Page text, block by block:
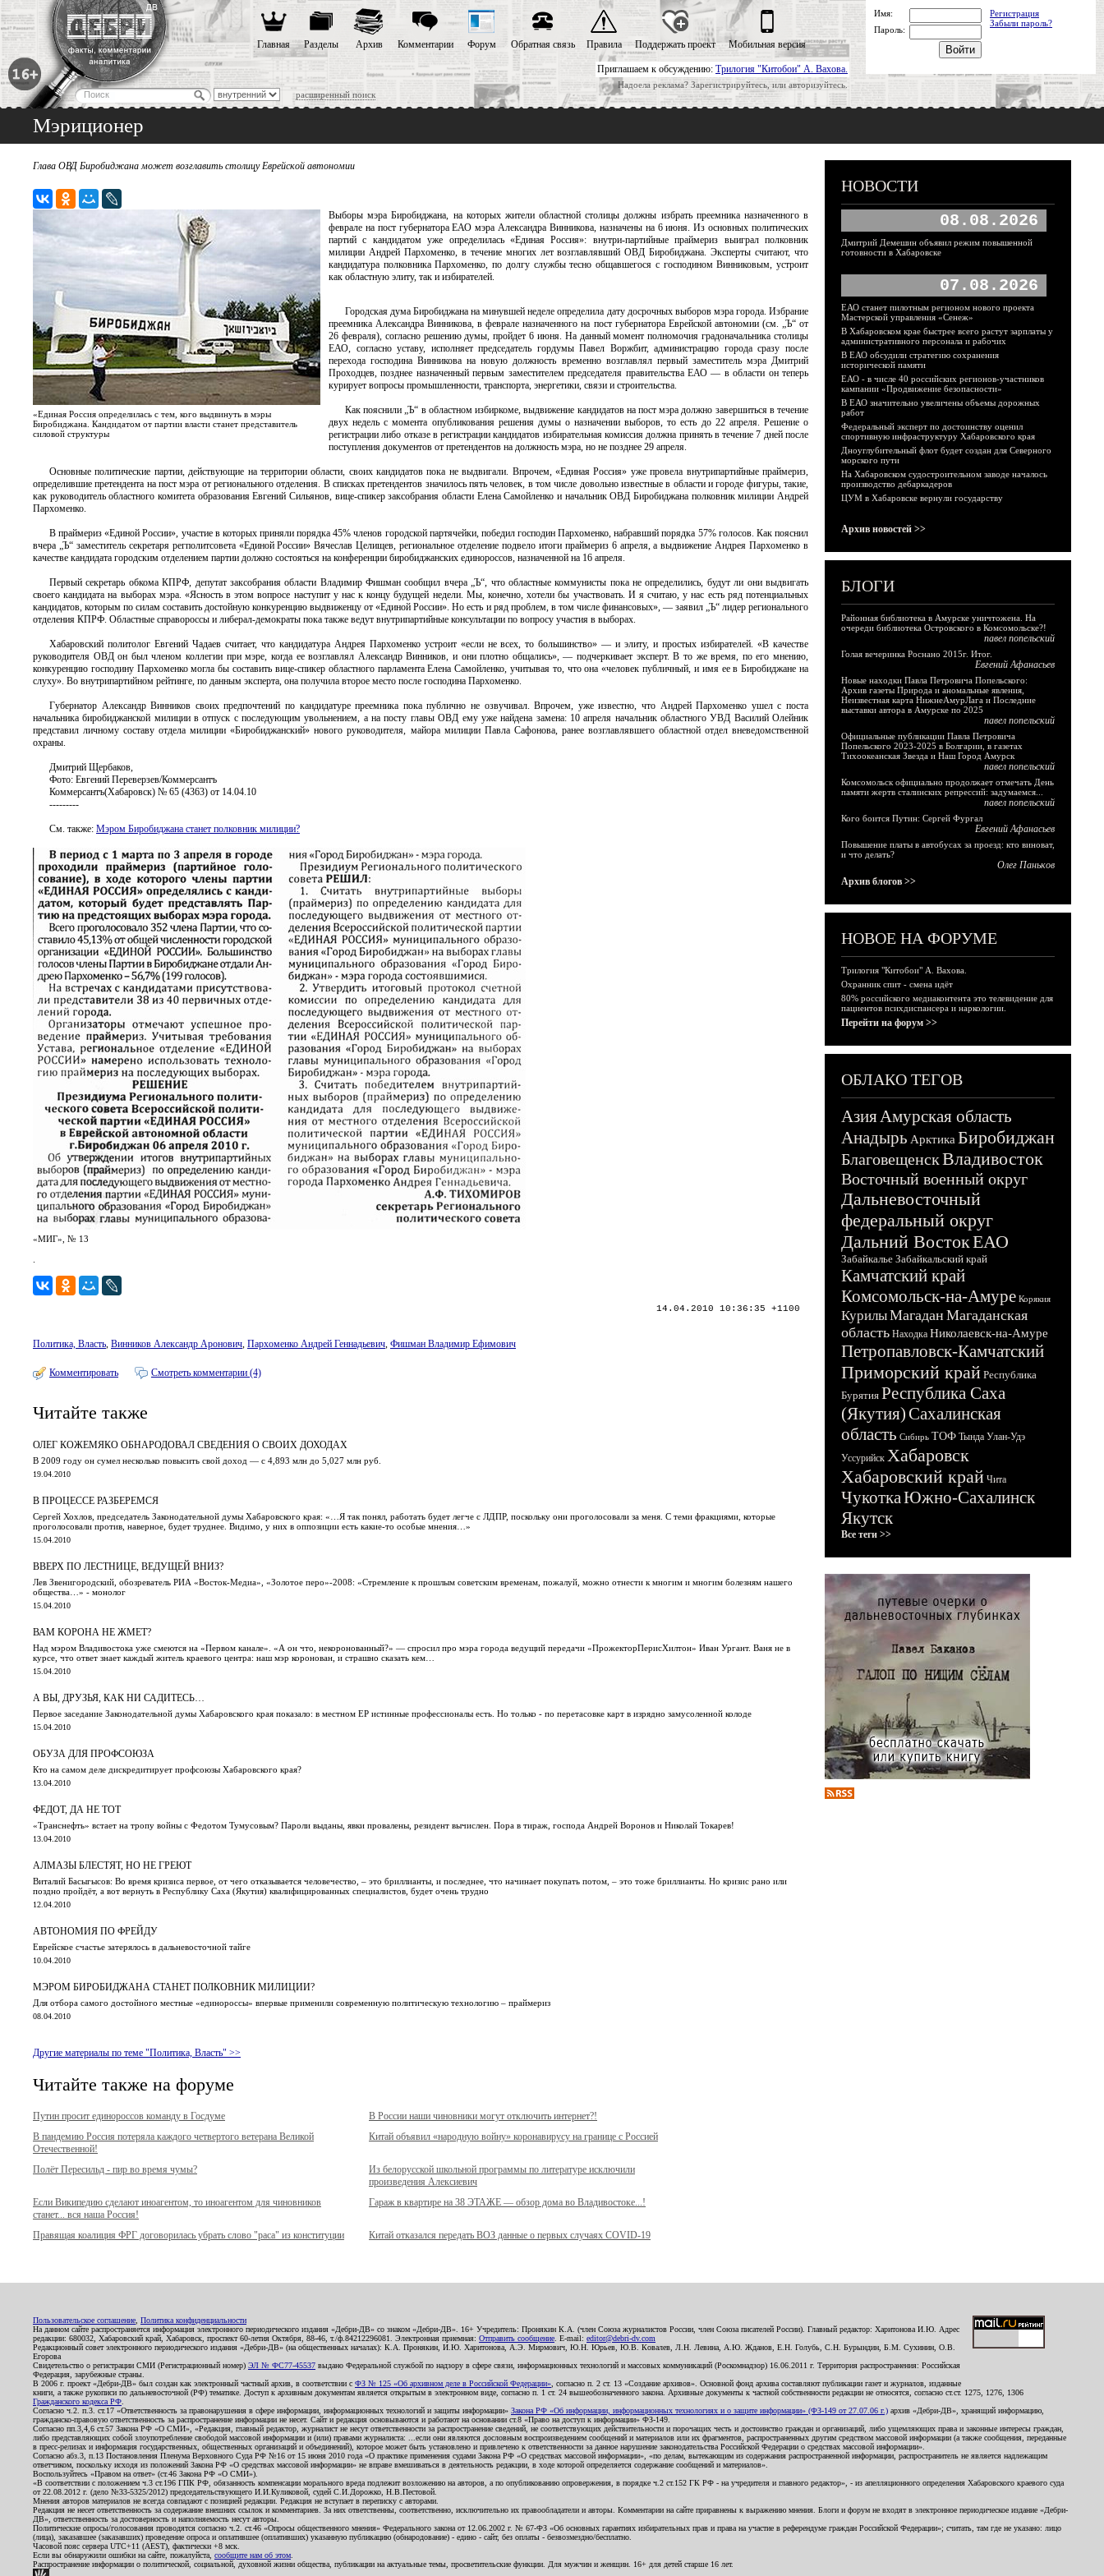
Приглашаем к обсуждению: Трилогия "Китобои" А. Вахова.
Надоела реклама? Зарегистрируйтесь, или авторизуйтесь.
расширенный поиск
Главная Разделы Архив Комментарии Форум Обратная связь Правила Поддержать проект Мобильная версия
Имя:
Регистрация
Забыли пароль?
Пароль:
Мэриционер
Глава ОВД Биробиджана может возглавить столицу Еврейской автономии
«Единая Россия определилась с тем, кого выдвинуть в мэры
Биробиджана. Кандидатом от партии власти станет представитель
силовой структуры
Выборы мэра Биробиджана, на которых жители областной столицы должны избрать преемника назначенного в
феврале на пост губернатора ЕАО мэра Александра Винникова, назначены на 6 июня. Из основных политических
партий с кандидатом уже определилась «Единая Россия»: внутри-партийные праймериз выиграл полковник
милиции Андрей Пархоменко, в течение многих лет возглавлявший ОВД Биробиджана. Эксперты считают, что
кандидатура полковника Пархоменко, по долгу службы тесно общавшегося с господином Винниковым, устроит
как областную элиту, так и избирателей.
Городская дума Биробиджана на минувшей неделе определила дату досрочных выборов мэра города. Избрание
преемника Александра Винникова, в феврале назначенного на пост губернатора Еврейской автономии (см. „Ъ“ от
26 февраля), согласно решению думы, пройдет 6 июня. На данный момент полномочия градоначальника столицы
ЕАО, согласно уставу, исполняет председатель гордумы Павел Воржбит, администрацию города сразу после
перехода господина Винникова на новую должность временно возглавлял первый заместитель мэра Дмитрий
Проходцев, позднее назначенный первым заместителем председателя правительства ЕАО — в области он теперь
курирует вопросы промышленности, транспорта, энергетики, связи и строительства.
Как пояснили „Ъ“ в областном избиркоме, выдвижение кандидатов на пост мэра должно завершиться в течение
двух недель с момента опубликования решения думы о назначении выборов, то есть до 22 апреля. Решение о
регистрации либо отказе в регистрации кандидатов избирательная комиссия должна принять в течение 7 дней после
поступления документов от претендентов на должность мэра, но не позднее 29 апреля.
Основные политические партии, действующие на территории области, своих кандидатов пока не выдвигали. Впрочем, «Единая Россия» уже провела внутрипартийные праймериз,
определившие претендента на пост мэра от регионального отделения. В списках претендентов значилось пять человек, в том числе довольно известные в области и городе фигуры, такие,
как руководитель областного комитета образования Евгений Сильянов, вице-спикер заксобрания области Елена Самойленко и начальник ОВД Биробиджана полковник милиции Андрей
Пархоменко.
В праймериз «Единой России», участие в которых приняли порядка 45% членов городской партячейки, победил господин Пархоменко, набравший порядка 57% голосов. Как пояснил
вчера „Ъ“ заместитель секретаря регполитсовета «Единой России» Вячеслав Целищев, региональное отделение подвело итоги праймериз 6 апреля, а выдвижение Андрея Пархоменко в
качестве кандидата городским отделением партии должно состояться на конференции биробиджанских единороссов, назначенной на 16 апреля.
Первый секретарь обкома КПРФ, депутат заксобрания области Владимир Фишман сообщил вчера „Ъ“, что областные коммунисты пока не определились, будут ли они выдвигать
своего кандидата на выборах мэра. «Ясность в этом вопросе наступит у нас к концу будущей недели. Мы, конечно, хотели бы участвовать. И я считаю, у нас есть ряд потенциальных
кандидатов, которым по силам составить достойную конкуренцию выдвиженцу от «Единой России». Но есть и ряд проблем, в том числе финансовых», — заявил „Ъ“ лидер регионального
отделения КПРФ. Областные справороссы и либерал-демократы пока также ведут внутрипартийные консультации по вопросу участия в выборах.
Хабаровский политолог Евгений Чадаев считает, что кандидатура Андрея Пархоменко устроит «если не всех, то большинство» — и элиту, и простых избирателей. «В качестве
руководителя ОВД он был членом коллегии при мэре, когда ее возглавлял Александр Винников, и они плотно общались», — подчеркивает эксперт. В то же время, по его мнению,
конкуренцию господину Пархоменко могла бы составить вице-спикер областного парламента Елена Самойленко, учитывая то, что она «человек публичный, и имя ее в Биробиджане на
слуху». Во внутрипартийном рейтинге, по данным эксперта, она получила второе место после господина Пархоменко.
Губернатор Александр Винников своих предпочтений по кандидатуре преемника пока публично не озвучивал. Впрочем, уже известно, что Андрей Пархоменко ушел с поста
начальника биробиджанской милиции в отпуск с последующим увольнением, а на посту главы ОВД ему уже найдена замена: 10 апреля начальник областного УВД Василий Олейник
представил личному составу отдела милиции «Биробиджанский» нового руководителя, майора милиции Павла Сафонова, ранее возглавлявшего областной отдел вневедомственной
охраны.
Дмитрий Щербаков,
Фото: Евгений Переверзев/Коммерсантъ
Коммерсантъ(Хабаровск) № 65 (4363) от 14.04.10
---------
См. также: Мэром Биробиджана станет полковник милиции?
«МИГ», № 13
.
14.04.2010 10:36:35 +1100
Политика, Власть, Винников Александр Аронович, Пархоменко Андрей Геннадьевич, Фишман Владимир Ефимович
Комментировать Смотреть комментарии (4)
Читайте также
ОЛЕГ КОЖЕМЯКО ОБНАРОДОВАЛ СВЕДЕНИЯ О СВОИХ ДОХОДАХ
В 2009 году он сумел несколько повысить свой доход — с 4,893 млн до 5,027 млн руб.
19.04.2010
В ПРОЦЕССЕ РАЗБЕРЕМСЯ
Сергей Хохлов, председатель Законодательной думы Хабаровского края: «…Я так понял, работать будет легче с ЛДПР, поскольку они проголосовали за меня. С теми фракциями, которые
проголосовали против, наверное, будет труднее. Видимо, у них в оппозиции есть какие-то особые мнения…»
15.04.2010
ВВЕРХ ПО ЛЕСТНИЦЕ, ВЕДУЩЕЙ ВНИЗ?
Лев Звенигородский, обозреватель РИА «Восток-Медиа», «Золотое перо»-2008: «Стремление к прошлым советским временам, пожалуй, можно отнести к многим и многим болезням нашего
общества…» - монолог
15.04.2010
ВАМ КОРОНА НЕ ЖМЕТ?
Над мэром Владивостока уже смеются на «Первом канале». «А он что, некоронованный?» — спросил про мэра города ведущий передачи «ПрожекторПерисХилтон» Иван Ургант. Ваня не в
курсе, что ответ знает каждый житель краевого центра: наш мэр коронован, и страшно сказать кем…
15.04.2010
А ВЫ, ДРУЗЬЯ, КАК НИ САДИТЕСЬ…
Первое заседание Законодательной думы Хабаровского края показало: в местном ЕР истинные профессионалы есть. Но только - по перетасовке карт в изрядно замусоленной колоде
15.04.2010
ОБУЗА ДЛЯ ПРОФСОЮЗА
Кто на самом деле дискредитирует профсоюзы Хабаровского края?
13.04.2010
ФЕДОТ, ДА НЕ ТОТ
«Транснефть» встает на тропу войны с Федотом Тумусовым? Пароли выданы, явки провалены, резидент вычислен. Пора в тираж, господа Андрей Воронов и Николай Токарев!
13.04.2010
АЛМАЗЫ БЛЕСТЯТ, НО НЕ ГРЕЮТ
Виталий Басыгысов: Во время кризиса первое, от чего отказывается человечество, – это бриллианты, и последнее, что начинает покупать потом, – это тоже бриллианты. Но кризис рано или
поздно пройдёт, а вот вернуть в Республику Саха (Якутия) квалифицированных специалистов, будет очень трудно
12.04.2010
АВТОНОМИЯ ПО ФРЕЙДУ
Еврейское счастье затерялось в дальневосточной тайге
10.04.2010
МЭРОМ БИРОБИДЖАНА СТАНЕТ ПОЛКОВНИК МИЛИЦИИ?
Для отбора самого достойного местные «единороссы» впервые применили современную политическую технологию – праймериз
08.04.2010
Другие материалы по теме "Политика, Власть" >>
Читайте также на форуме
Путин просит единороссов команду в Госдуме
В России наши чиновники могут отключить интернет?!
В пандемию Россия потеряла каждого четвертого ветерана Великой
Отечественной!
Китай объявил «народную войну» коронавирусу на границе с Россией
Полёт Пересильд - пир во время чумы?
Из белорусской школьной программы по литературе исключили
произведения Алексиевич
Если Википедию сделают иноагентом, то иноагентом для чиновников
станет... вся наша Россия!
Гараж в квартире на 38 ЭТАЖЕ — обзор дома во Владивостоке...!
Правящая коалиция ФРГ договорилась убрать слово "раса" из конституции Китай отказался передать ВОЗ данные о первых случаях COVID-19
НОВОСТИ
08.08.2026
Дмитрий Демешин объявил режим повышенной
готовности в Хабаровске
07.08.2026
ЕАО станет пилотным регионом нового проекта
Мастерской управления «Сенеж»
В Хабаровском крае быстрее всего растут зарплаты у
административного персонала и рабочих
В ЕАО обсудили стратегию сохранения
исторической памяти
ЕАО - в числе 40 российских регионов-участников
кампании «Продвижение безопасности»
В ЕАО значительно увеличены объемы дорожных
работ
Федеральный эксперт по достоинству оценил
спортивную инфраструктуру Хабаровского края
Дноуглубительный флот будет создан для Северного
морского пути
На Хабаровском судостроительном заводе началось
производство дебаркадеров
ЦУМ в Хабаровске вернули государству
Архив новостей >>
БЛОГИ
Районная библиотека в Амурске уничтожена. На
очереди библиотека Островского в Комсомольске?!
павел попельский
Голая вечеринка Роснано 2015г. Итог.
Евгений Афанасьев
Новые находки Павла Петровича Попельского:
Архив газеты Природа и аномальные явления,
Неизвестная карта НижнеАмурЛага и Последние
выставки автора в Амурске по 2025
павел попельский
Официальные публикации Павла Петровича
Попельского 2023-2025 в Болгарии, в газетах
Тихоокеанская Звезда и Наш Город Амурск
павел попельский
Комсомольск официально продолжает отмечать День
памяти жертв сталинских репрессий: задумаемся...
павел попельский
Кого боится Путин: Сергей Фургал
Евгений Афанасьев
Повышение платы в автобусах за проезд: кто виноват,
и что делать?
Олег Паньков
Архив блогов >>
НОВОЕ НА ФОРУМЕ
Трилогия "Китобои" А. Вахова.
Охранник спит - смена идёт
80% российского медиаконтента это телевидение для
пациентов психдиспансера и наркологии.
Перейти на форум >>
ОБЛАКО ТЕГОВ
АзияАмурская область
Анадырь Арктика Биробиджан
БлаговещенскВладивосток
Восточный военный округ
Дальневосточный
федеральный округ
Дальний ВостокЕАО
Забайкалье Забайкальский край
Камчатский край
Комсомольск-на-Амуре Корякия
КурилыМагадан Магаданская
область Находка Николаевск-на-Амуре
Петропавловск-Камчатский
Приморский край Республика
Бурятия Республика Саха
(Якутия)Сахалинская
область Сибирь ТОФ Тында Улан-Удэ
Уссурийск Хабаровск
Хабаровский край Чита
ЧукоткаЮжно-Сахалинск
Якутск
Все теги >>
Пользовательское соглашение Политика конфиденциальности
На данном сайте распространяется информация электронного периодического издания «Дебри-ДВ» со знаком «Дебри-ДВ». 16+ Учредитель: Пронякин К.А. (член Союза журналистов России, член Союза писателей России). Главный редактор: Харитонова И.Ю. Адрес
редакции: 680032, Хабаровский край, Хабаровск, проспект 60-летия Октября, 88-46, т./ф.84212296081. Электронная приемная: Отправить сообщение . E-mail: editor@debri-dv.com
Редакционный совет электронного периодического издания «Дебри-ДВ» (на общественных началах): К.А. Пронякин, И.Ю. Харитонова, А.Э. Мирмович, Ю.Н. Юрьев, Ю.В. Ковалев, Л.Н. Левина, А.Ю. Жданов, Е.Н. Голубь, С.Н. Бурындин, Б.М. Сухинин, О.В.
Егорова
Свидетельство о регистрации СМИ (Регистрационный номер) ЭЛ № ФС77-45537 выдано Федеральной службой по надзору в сфере связи, информационных технологий и массовых коммуникаций (Роскомнадзор) 16.06.2011 г. Территория распространения: Российская
Федерация, зарубежные страны.
В 2006 г. проект «Дебри-ДВ» был создан как электронный частный архив, в соответствии с ФЗ № 125 «Об архивном деле в Российской Федерации» , согласно п. 2 ст. 13 «Создание архивов». Основной фонд архива составляют публикации газет и журналов, изданные
книги, а также рукописи по дальневосточной (РФ) тематике. Доступ к архивным документам является открытым в электронном виде, согласно п. 1 ст. 24 вышеобозначенного закона. Архивные документы к частной собственности редакции не относятся, согласно ст.ст. 1275, 1276, 1306
Гражданского кодекса РФ
Согласно ч.2. п.3. ст.17 «Ответственность за правонарушения в сфере информации, информационных технологий и защиты информации» Закона РФ «Об информации, информационных технологиях и о защите информации» (ФЗ-149 от 27.07.06 г.) архив «Дебри-ДВ», хранящий информацию,
гражданско-правовую ответственность за распространение информации не несет. Сайт и редакция основываются и работают на основании ст.8 «Право на доступ к информации» ФЗ-149.
Согласно пп.3,4,6 ст.57 Закона РФ «О СМИ», «Редакция, главный редактор, журналист не несут ответственности за распространение сведений, не соответствующих действительности и порочащих честь и достоинство граждан и организаций, либо ущемляющих права и законные интересы граждан,
либо представляющих собой злоупотребление свободой массовой информации и (или) правами журналиста: ...если они являются дословным воспроизведением сообщений и материалов или их фрагментов, распространенных другим средством массовой информации (а также сообщения, переданные
в пресс-релизах и информация государственных, общественных организаций и объединений), которое может быть установлено и привлечено к ответственности за данное нарушение законодательства Российской Федерации о средствах массовой информации».
Согласно абз.3, п.13 Постановления Пленума Верховного Суда РФ №16 от 15 июня 2010 года «О практике применения судами Закона РФ «О средствах массовой информации», «по делам, вытекающим из содержания распространенной информации, распространитель не является надлежащим
ответчиком, поскольку исходя из положений Закона РФ «О средствах массовой информации» не вправе вмешиваться в деятельность редакции, в ходе которой определяется содержание сообщений и материалов».
Воспользуйтесь «Правом на ответ» (ст.46 Закона РФ «О СМИ»).
«В соответствии с положением ч.3 ст.196 ГПК РФ, обязанность компенсации морального вреда подлежит возложению на авторов, а по опубликованию опровержения, в порядке ч.2 ст.152 ГК РФ - на учредителя и главного редактор», - из апелляционного определения Хабаровского краевого суда
от 22.08.2012 г. (дело №33-5325/2012) председательствующего И.И.Куликовой, судей С.И.Дорожко, Н.В.Пестовой.
Мнения авторов материалов не всегда совпадают с позицией редакции. Редакция не вступает в переписку с авторами.
Редакция не несет ответственность за содержание внешних ссылок и комментариев. За них ответственны, соответственно, исключительно их правообладатели и авторы. Комментарии на сайте приравнены к выражению мнения. Блоги и форум не входят в электронное периодическое издание «Дебри-
ДВ», ответственность за достоверность и наполняемость несут авторы.
Политические опросы/голосования проводятся согласно ч.2. ст.46 «Опросы общественного мнения» Федерального закона от 12.06.2002 г. № 67-ФЗ «Об основных гарантиях избирательных прав и права на участие в референдуме граждан Российской Федерации»; считать, там где не указано: лицо
(лица), заказавшее (заказавших) проведение опроса и оплатившее (оплативших) указанную публикацию (обнародование) - едино - сайт, без оплаты - безвозмездно/бесплатно.
Часовой пояс сервера UTC+11 (AEST), фактически +8 мск.
Если вы обнаружили ошибки на сайте, пожалуйста, сообщите нам об этом
Распространение информации о политической, социальной, духовной жизни общества, публикации на актуальные темы, просветительские функции. Для мужчин и женщин. 16+ для детей старше 16 лет.